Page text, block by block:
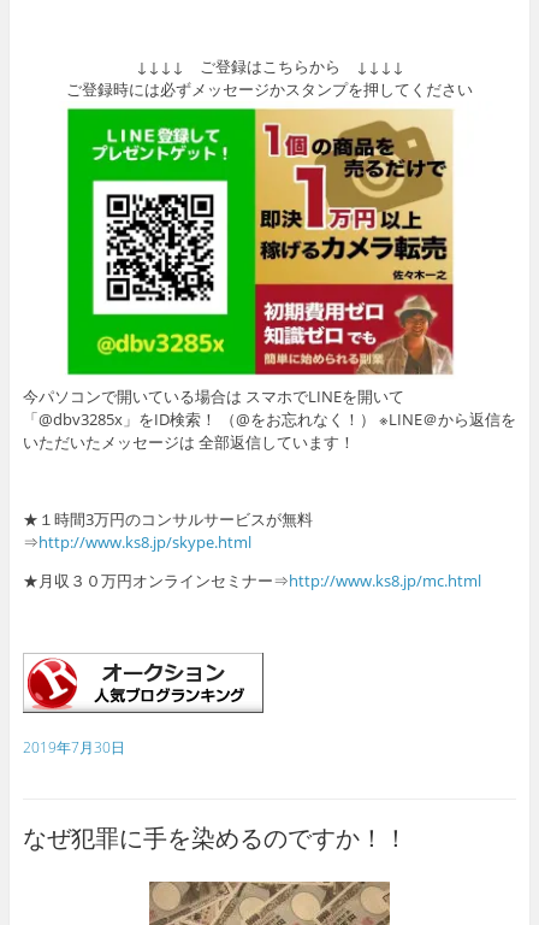
↓↓↓↓ ご登録はこちらから ↓↓↓↓
ご登録時には必ずメッセージかスタンプを押してください
今パソコンで開いている場合は スマホでLINEを開いて
「@dbv3285x」をID検索！ （@をお忘れなく！） ※LINE＠から返信を
いただいたメッセージは 全部返信しています！
★１時間3万円のコンサルサービスが無料
⇒http://www.ks8.jp/skype.html
★月収３０万円オンラインセミナー⇒http://www.ks8.jp/mc.html
2019年7月30日
なぜ犯罪に手を染めるのですか！！